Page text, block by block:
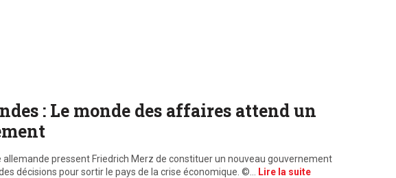
: Le monde des affaires attend un
allemande pressent Friedrich Merz de constituer un nouveau gouvernement
décisions pour sortir le pays de la crise économique. ©… Lire la suite